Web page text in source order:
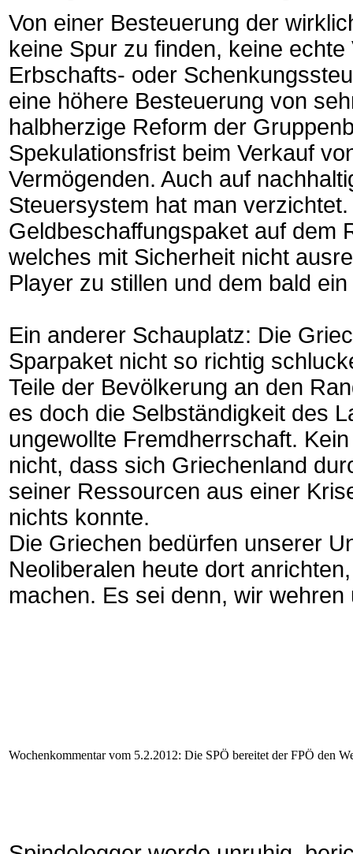
Von einer Besteuerung der
keine Spur zu finden, keine
Erbschafts- oder
eine höhere Besteuerung von
halbherzige Reform der
Spekulationsfrist beim Verkauf
Vermögenden. Auch auf
Steuersystem hat man
Geldbeschaffungspaket auf dem
welches mit Sicherheit nicht
Player zu stillen und dem bald
Ein anderer Schauplatz: Die
Sparpaket nicht so richtig
Teile der Bevölkerung an den
es doch die Selbständigkeit des
ungewollte Fremdherrschaft.
nicht, dass sich Griechenland
seiner Ressourcen aus einer
nichts konnte.
Die Griechen bedürfen unserer
Neoliberalen heute dort
machen. Es sei denn, wir
Wochenkommentar vom 5.2.2012: Die SPÖ bereitet der FPÖ den